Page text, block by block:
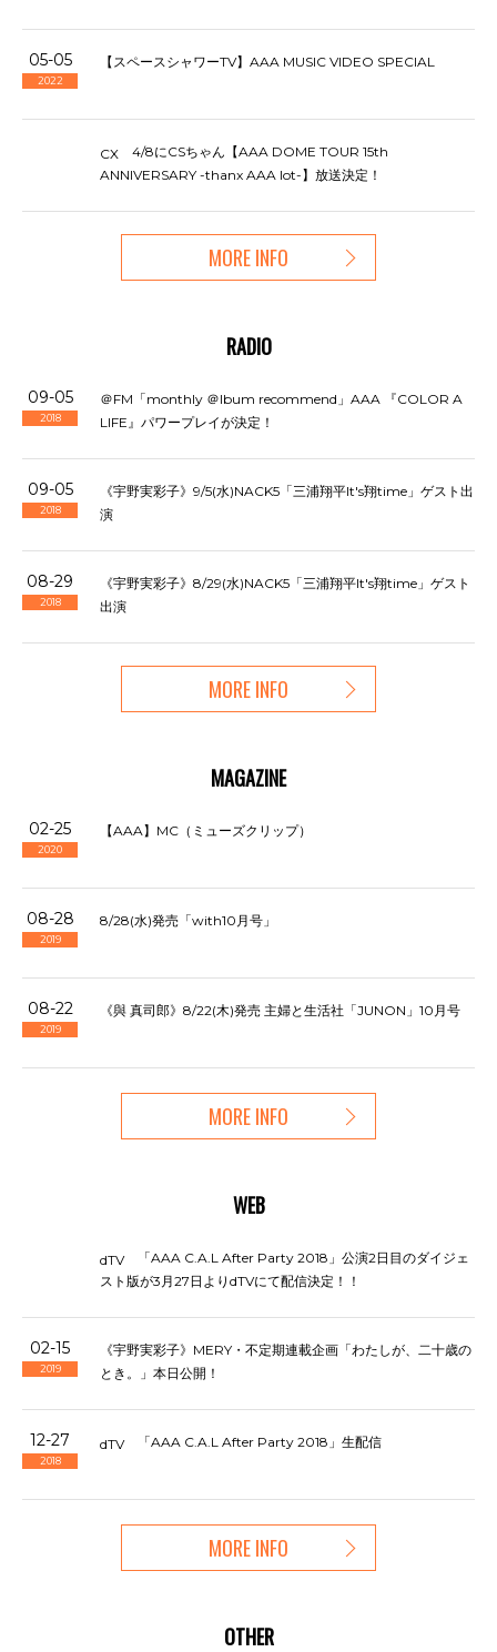
05-05
2022
【スペースシャワーTV】AAA MUSIC VIDEO SPECIAL
CX 4/8にCSちゃん【AAA DOME TOUR 15th
ANNIVERSARY -thanx AAA lot-】放送決定！
MORE INFO
RADIO
09-05
2018
＠FM「monthly ＠lbum recommend」AAA 『COLOR A
LIFE』パワープレイが決定！
09-05
2018
《宇野実彩子》9/5(水)NACK5「三浦翔平It's翔time」ゲスト出
演
08-29
2018
《宇野実彩子》8/29(水)NACK5「三浦翔平It's翔time」ゲスト
出演
MORE INFO
MAGAZINE
02-25
2020
【AAA】MC（ミューズクリップ）
08-28
2019
8/28(水)発売「with10月号」
08-22
2019
《與 真司郎》8/22(木)発売 主婦と生活社「JUNON」10月号
MORE INFO
WEB
dTV
「AAA C.A.L After Party 2018」公演2日目のダイジェ
スト版が3月27日よりdTVにて配信決定！！
02-15
2019
《宇野実彩子》MERY・不定期連載企画「わたしが、二十歳の
とき。」本日公開！
12-27
2018
dTV 「AAA C.A.L After Party 2018」生配信
MORE INFO
OTHER